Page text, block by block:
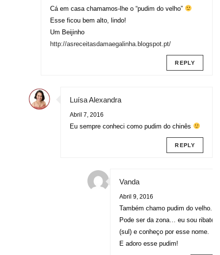
Cá em casa chamamos-lhe o “pudim do velho”
Esse ficou bem alto, lindo!
Um Beijinho
http://asreceitasdamaegalinha.blogspot.pt/
REPLY
Luísa Alexandra
Abril 7, 2016
Eu sempre conheci como pudim do chinês
REPLY
Vanda
Abril 9, 2016
Também chamo pudim do velho.
Pode ser da zona… eu sou
(sul) e conheço por esse nome.
E adoro esse pudim!